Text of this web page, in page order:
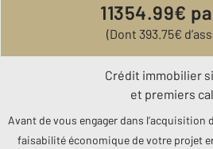
11354.99€
(Dont 393.75€
Crédit immobilier
et premiers
Avant de vous engager dans l’acquisition
faisabilité économique de votre projet